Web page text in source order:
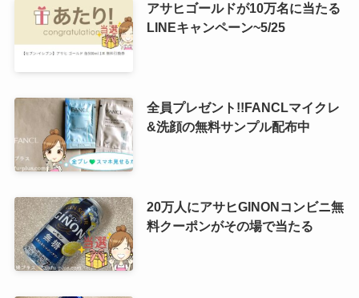
アサヒゴールドが10万名に当たる
LINEキャンペーン~5/25
全員プレゼント!!FANCLマイクレ
&洗顔の無料サンプル配布中
20万人にアサヒGINONコンビニ無
料クーポンがその場で当たる